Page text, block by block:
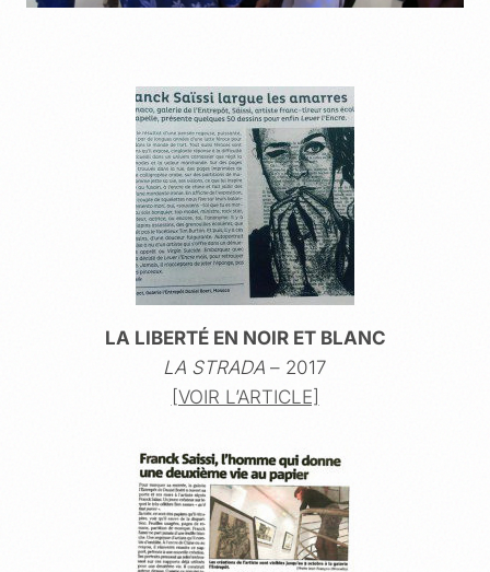
LA LIBERTÉ EN NOIR ET BLANC
LA STRADA – 2017
[VOIR L’ARTICLE]